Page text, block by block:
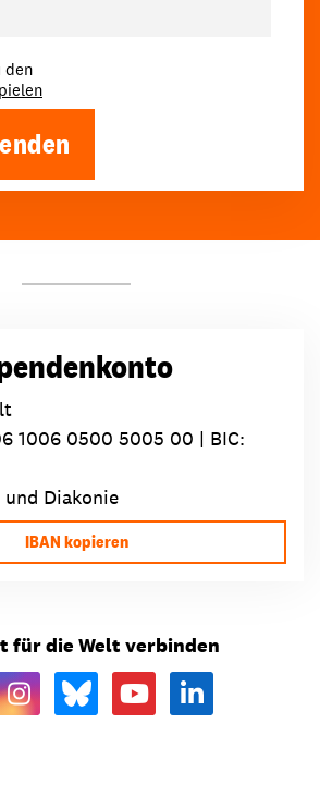
den
1006 0500 5005 00 | BIC:
Diakonie
IBAN kopieren
für die Welt verbinden